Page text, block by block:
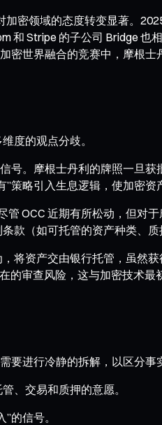
密领域的态度转变显著。
和 Stripe 的子公司 Bridge
密世界融合的竞赛中，摩根士
度的观点分歧。
号。摩根士丹利的牌照一旦
策略引入生息逻辑，使加密资
管 OCC 近期有所松动，但
款（如可托管的资产种类、
将资产交由银行托管，虽然
审查风险，这与加密技术最
要进行冷静的拆解，以区分事
、交易和质押的意愿。
的信号。